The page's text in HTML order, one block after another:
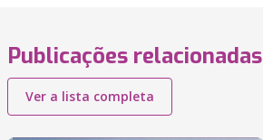
Publicações relacionadas
Ver a lista completa